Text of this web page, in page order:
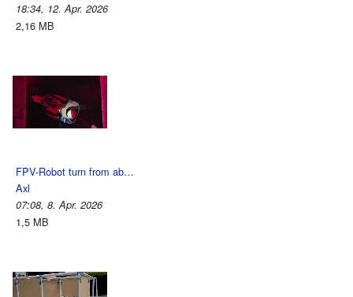
18:34, 12. Apr. 2026
2,16 MB
FPV-Robot turn from ab…
Axl
07:08, 8. Apr. 2026
1,5 MB